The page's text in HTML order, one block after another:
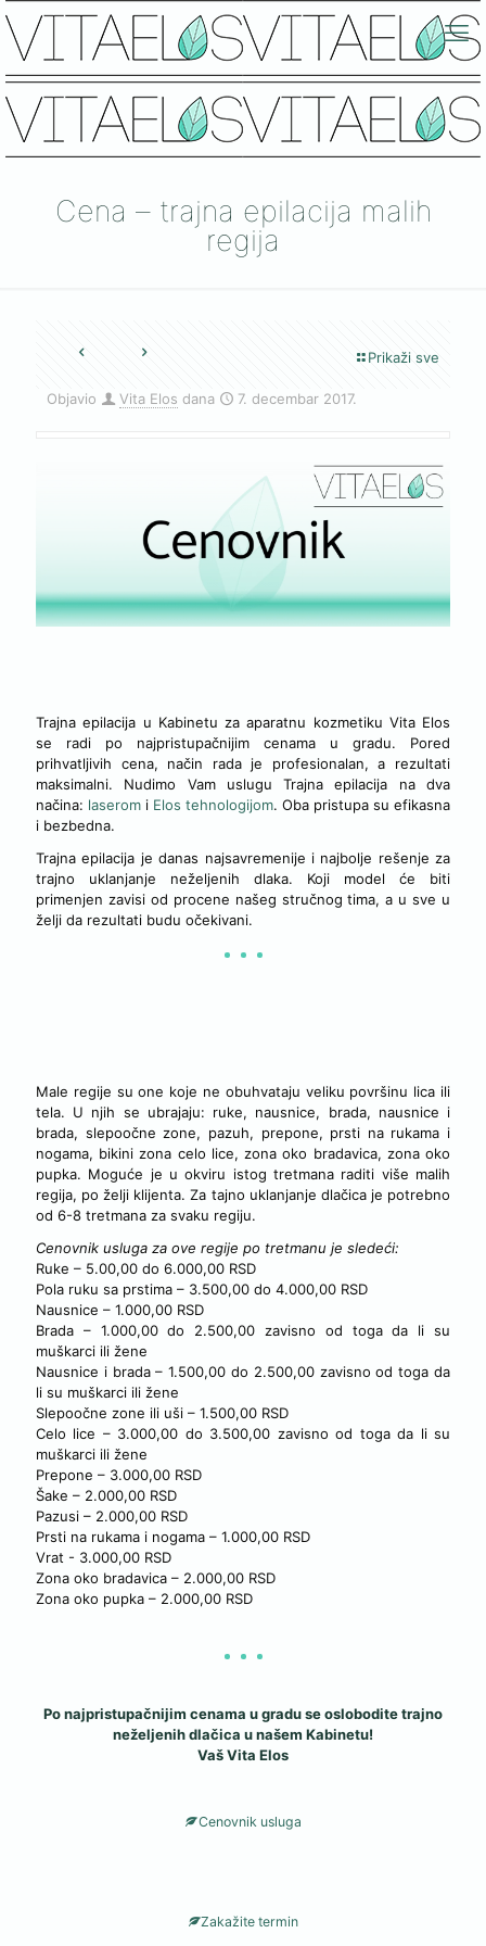
Cena – trajna epilacija malih
regija
Prikaži sve
Objavio Vita Elos dana 7. decembar 2017.
Trajna epilacija u Kabinetu za aparatnu kozmetiku Vita Elos
se radi po najpristupačnijim cenama u gradu. Pored
prihvatljivih cena, način rada je profesionalan, a rezultati
maksimalni. Nudimo Vam uslugu Trajna epilacija na dva
načina: laserom i Elos tehnologijom. Oba pristupa su efikasna
i bezbedna.
Trajna epilacija je danas najsavremenije i najbolje rešenje za
trajno uklanjanje neželjenih dlaka. Koji model će biti
primenjen zavisi od procene našeg stručnog tima, a u sve u
želji da rezultati budu očekivani.
Male regije su one koje ne obuhvataju veliku površinu lica ili
tela. U njih se ubrajaju: ruke, nausnice, brada, nausnice i
brada, slepoočne zone, pazuh, prepone, prsti na rukama i
nogama, bikini zona celo lice, zona oko bradavica, zona oko
pupka. Moguće je u okviru istog tretmana raditi više malih
regija, po želji klijenta. Za tajno uklanjanje dlačica je potrebno
od 6-8 tretmana za svaku regiju.
Cenovnik usluga za ove regije po tretmanu je sledeći:
Ruke – 5.00,00 do 6.000,00 RSD
Pola ruku sa prstima – 3.500,00 do 4.000,00 RSD
Nausnice – 1.000,00 RSD
Brada – 1.000,00 do 2.500,00 zavisno od toga da li su
muškarci ili žene
Nausnice i brada – 1.500,00 do 2.500,00 zavisno od toga da
li su muškarci ili žene
Slepoočne zone ili uši – 1.500,00 RSD
Celo lice – 3.000,00 do 3.500,00 zavisno od toga da li su
muškarci ili žene
Prepone – 3.000,00 RSD
Šake – 2.000,00 RSD
Pazusi – 2.000,00 RSD
Prsti na rukama i nogama – 1.000,00 RSD
Vrat - 3.000,00 RSD
Zona oko bradavica – 2.000,00 RSD
Zona oko pupka – 2.000,00 RSD
Po najpristupačnijim cenama u gradu se oslobodite trajno
neželjenih dlačica u našem Kabinetu!
Vaš Vita Elos
Cenovnik usluga
Zakažite termin